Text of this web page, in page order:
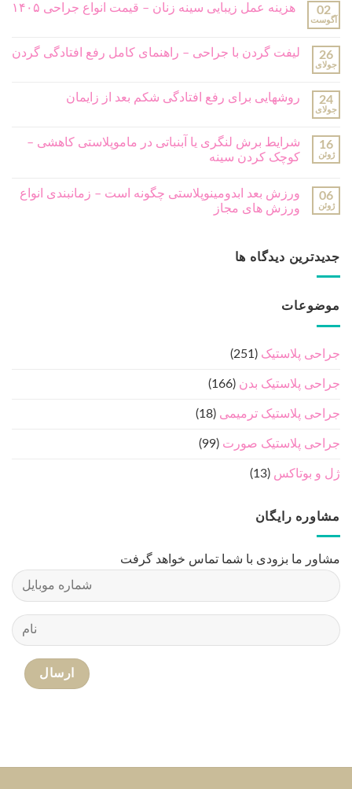
02
آگوست
هزینه عمل زیبایی سینه زنان – قیمت انواع جراحی ۱۴۰۵
26
جولای
لیفت گردن با جراحی – راهنمای کامل رفع افتادگی گردن
24
جولای
روشهایی برای رفع افتادگی شکم بعد از زایمان
16
ژوئن
شرایط برش لنگری یا آبنباتی در ماموپلاستی کاهشی –
کوچک کردن سینه
06
ژوئن
ورزش بعد ابدومینوپلاستی چگونه است – زمانبندی انواع
ورزش های مجاز
جدیدترین دیدگاه ها
موضوعات
جراحی پلاستیک (251)
جراحی پلاستیک بدن (166)
جراحی پلاستیک ترمیمی (18)
جراحی پلاستیک صورت (99)
ژل و بوتاکس (13)
مشاوره رایگان
مشاور ما بزودی با شما تماس خواهد گرفت